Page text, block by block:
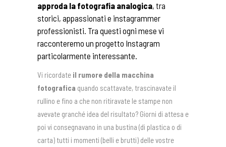
approda la fotografia analogica, tra
storici, appassionati e instagrammer
professionisti. Tra questi ogni mese vi
racconteremo un progetto Instagram
particolarmente interessante.
Vi ricordate il rumore della macchina
fotografica quando scattavate, trascinavate il
rullino e fino a che non ritiravate le stampe non
avevate granché idea del risultato? Giorni di attesa e
poi vi consegnavano in una bustina (di plastica o di
carta) tutti i momenti (belli e brutti) delle vostre